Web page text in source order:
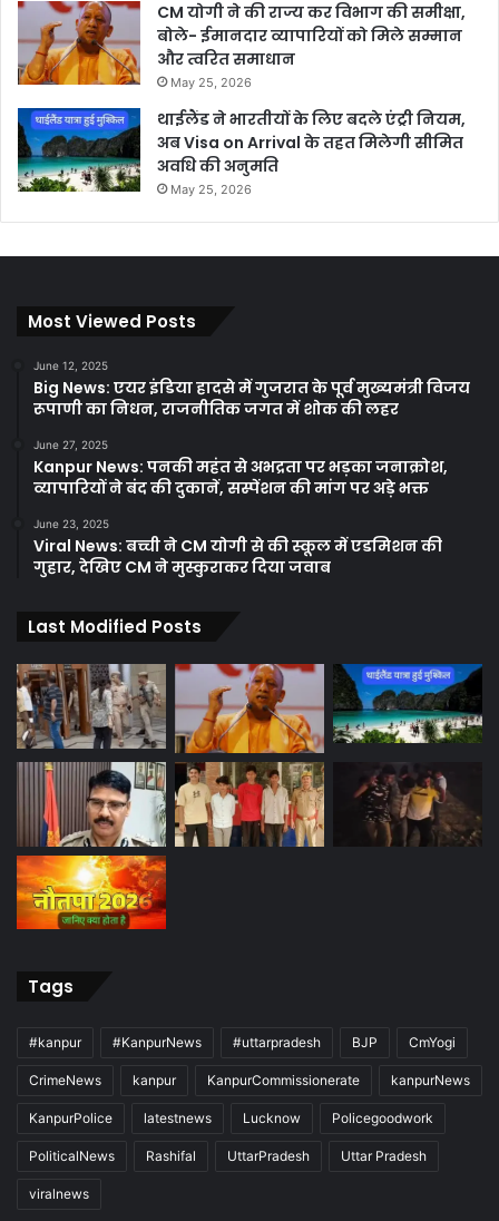
CM योगी ने की राज्य कर विभाग की समीक्षा,
बोले- ईमानदार व्यापारियों को मिले सम्मान
और त्वरित समाधान
May 25, 2026
थाईलैंड ने भारतीयों के लिए बदले एंट्री नियम,
अब Visa on Arrival के तहत मिलेगी सीमित
अवधि की अनुमति
May 25, 2026
Most Viewed Posts
June 12, 2025
Big News: एयर इंडिया हादसे में गुजरात के पूर्व मुख्यमंत्री विजय
रूपाणी का निधन, राजनीतिक जगत में शोक की लहर
June 27, 2025
Kanpur News: पनकी महंत से अभद्रता पर भड़का जनाक्रोश,
व्यापारियों ने बंद की दुकानें, सस्पेंशन की मांग पर अड़े भक्त
June 23, 2025
Viral News: बच्ची ने CM योगी से की स्कूल में एडमिशन की
गुहार, देखिए CM ने मुस्कुराकर दिया जवाब
Last Modified Posts
Tags
#kanpur #KanpurNews #uttarpradesh BJP CmYogi
CrimeNews kanpur KanpurCommissionerate kanpurNews
KanpurPolice latestnews Lucknow Policegoodwork
PoliticalNews Rashifal UttarPradesh Uttar Pradesh
viralnews